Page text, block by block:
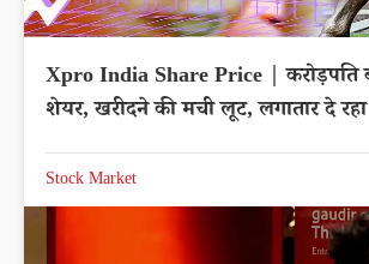
Xpro India Share Price | करोड़पति
शेयर, खरीदने की मची लूट, लगातार दे
Stock Market